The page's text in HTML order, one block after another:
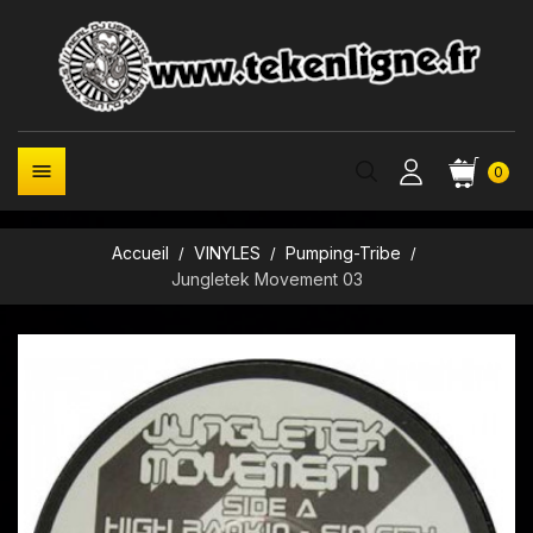
0

Accueil VINYLES
Pumping-Tribe
Jungletek Movement 03